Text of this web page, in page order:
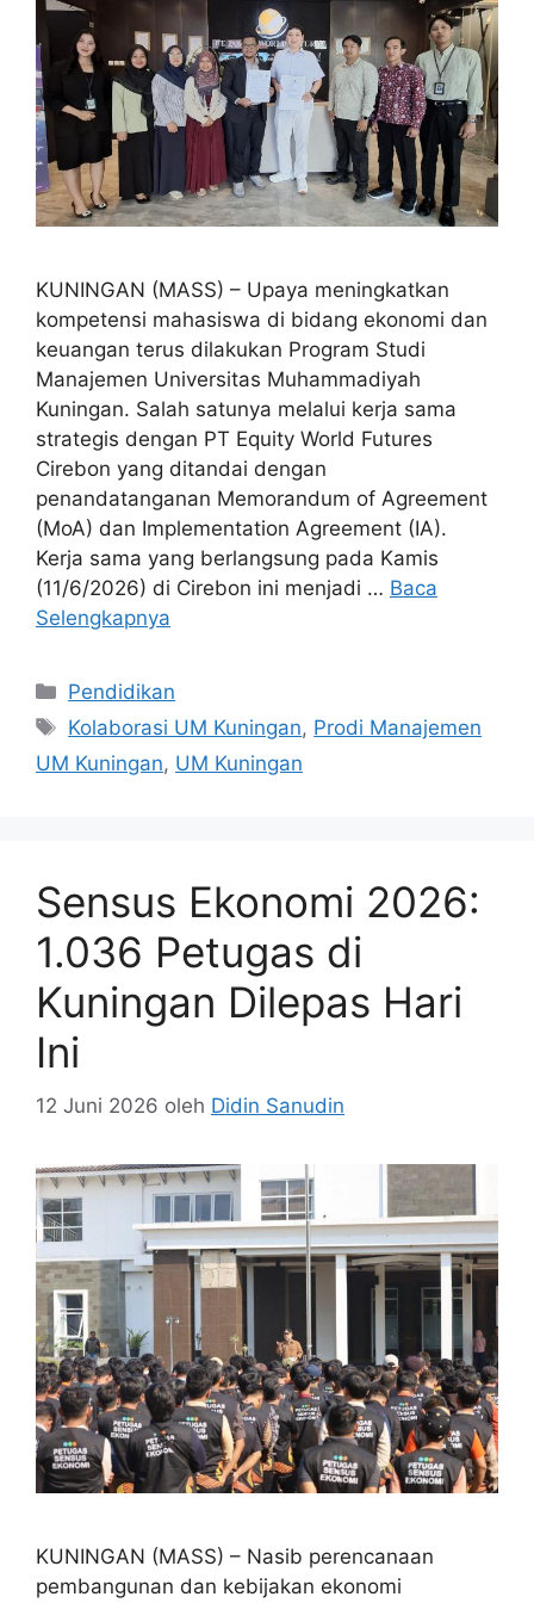
KUNINGAN (MASS) – Upaya meningkatkan
kompetensi mahasiswa di bidang ekonomi dan
keuangan terus dilakukan Program Studi
Manajemen Universitas Muhammadiyah
Kuningan. Salah satunya melalui kerja sama
strategis dengan PT Equity World Futures
Cirebon yang ditandai dengan
penandatanganan Memorandum of Agreement
(MoA) dan Implementation Agreement (IA).
Kerja sama yang berlangsung pada Kamis
(11/6/2026) di Cirebon ini menjadi … Baca
Selengkapnya
Kategori
Pendidikan
Tag
Kolaborasi UM Kuningan, Prodi Manajemen
UM Kuningan, UM Kuningan
Sensus Ekonomi 2026:
1.036 Petugas di
Kuningan Dilepas Hari
Ini
12 Juni 2026 oleh Didin Sanudin
KUNINGAN (MASS) – Nasib perencanaan
pembangunan dan kebijakan ekonomi